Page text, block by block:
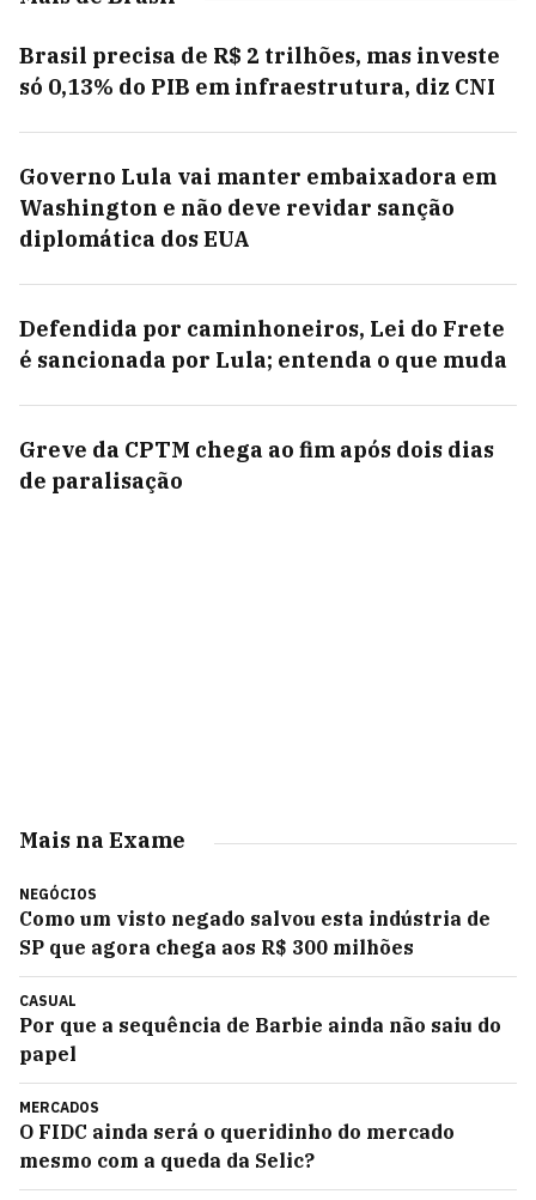
Brasil precisa de R$ 2 trilhões, mas investe
só 0,13% do PIB em infraestrutura, diz CNI
Governo Lula vai manter embaixadora em
Washington e não deve revidar sanção
diplomática dos EUA
Defendida por caminhoneiros, Lei do Frete
é sancionada por Lula; entenda o que muda
Greve da CPTM chega ao fim após dois dias
de paralisação
Mais na Exame
NEGÓCIOS
Como um visto negado salvou esta indústria de
SP que agora chega aos R$ 300 milhões
CASUAL
Por que a sequência de Barbie ainda não saiu do
papel
MERCADOS
O FIDC ainda será o queridinho do mercado
mesmo com a queda da Selic?